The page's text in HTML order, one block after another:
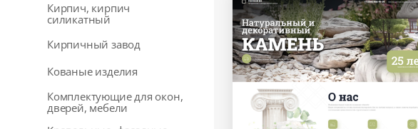
Кирпич, кирпич
силикатный
Кирпичный завод
Кованые изделия
Комплектующие для окон,
дверей, мебели